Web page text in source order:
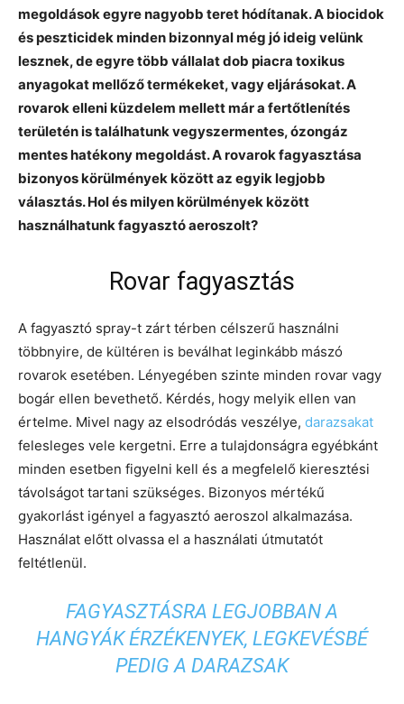
megoldások egyre nagyobb teret hódítanak. A biocidok
és peszticidek minden bizonnyal még jó ideig velünk
lesznek, de egyre több vállalat dob piacra toxikus
anyagokat mellőző termékeket, vagy eljárásokat. A
rovarok elleni küzdelem mellett már a fertőtlenítés
területén is találhatunk vegyszermentes, ózongáz
mentes hatékony megoldást. A rovarok fagyasztása
bizonyos körülmények között az egyik legjobb
választás. Hol és milyen körülmények között
használhatunk fagyasztó aeroszolt?
Rovar fagyasztás
A fagyasztó spray-t zárt térben célszerű használni
többnyire, de kültéren is beválhat leginkább mászó
rovarok esetében. Lényegében szinte minden rovar vagy
bogár ellen bevethető. Kérdés, hogy melyik ellen van
értelme. Mivel nagy az elsodródás veszélye, darazsakat
felesleges vele kergetni. Erre a tulajdonságra egyébkánt
minden esetben figyelni kell és a megfelelő kieresztési
távolságot tartani szükséges. Bizonyos mértékű
gyakorlást igényel a fagyasztó aeroszol alkalmazása.
Használat előtt olvassa el a használati útmutatót
feltétlenül.
FAGYASZTÁSRA LEGJOBBAN A
HANGYÁK ÉRZÉKENYEK, LEGKEVÉSBÉ
PEDIG A DARAZSAK